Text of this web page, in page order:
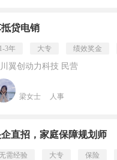
贷电销
3年 大专 绩效奖金
翼创动力科技 民营
梁女士 人事
直招，家庭保障规划师
需经验 大专 保险